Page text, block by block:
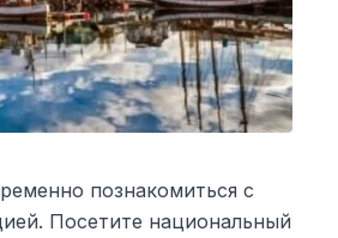
познакомиться с
Посетите национальный